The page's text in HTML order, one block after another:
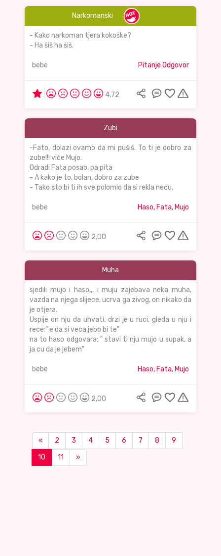
Narkomanski
- Kako narkoman tjera kokoške?
- Ha šiš ha šiš.
bebe Pitanje Odgovor
4,72
Zubi
-Fato, dolazi ovamo da mi pušiš. To ti je dobro za
zube!!! viče Mujo.
Odradi Fata posao, pa pita
- A kako je to, bolan, dobro za zube
- Tako što bi ti ih sve polomio da si rekla neću.
bebe Haso, Fata, Mujo
2,00
Muha
sjedili mujo i haso,,, i muju zajebava neka muha,
vazda na njega slijece, ucrva ga zivog, on nikako da
je otjera.
Uspije on nju da uhvati, drzi je u ruci, gleda u nju i
rece:" e da si veca jebo bi te"
na to haso odgovara: " stavi ti nju mujo u supak, a
ja cu da je jebem"
bebe Haso, Fata, Mujo
2,00
« 2 3 4 5 6 7 8
9
10
11 »